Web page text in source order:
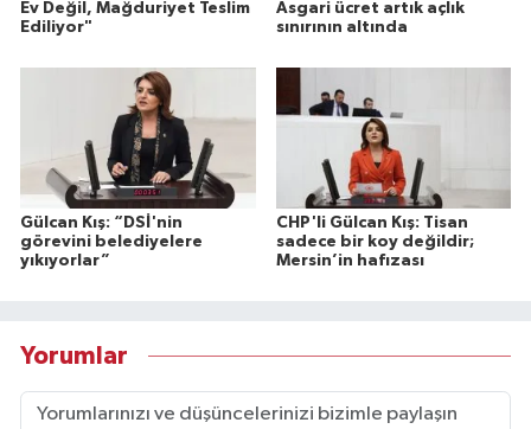
Ev Değil, Mağduriyet Teslim
Ediliyor"
Asgari ücret artık açlık
sınırının altında
Gülcan Kış: “DSİ'nin
görevini belediyelere
yıkıyorlar”
CHP'li Gülcan Kış: Tisan
sadece bir koy değildir;
Mersin’in hafızası
Yorumlar